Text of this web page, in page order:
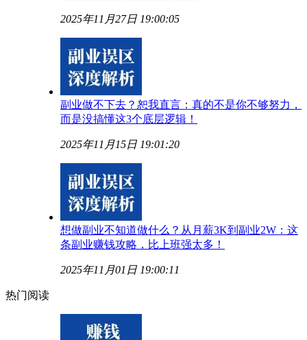
2025年11月27日 19:00:05
副业做不下去？恕我直言：真的不是你不够努力，
而是没搞懂这3个底层逻辑！
2025年11月15日 19:01:20
想做副业不知道做什么？从月薪3K到副业2W：这
条副业赚钱攻略，比上班强太多！
2025年11月01日 19:00:11
热门阅读